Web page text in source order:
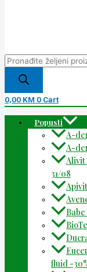
0,00 KM 0 Cart
Popusti
A-
A-
Alivit
31/08
Babe
fluid -